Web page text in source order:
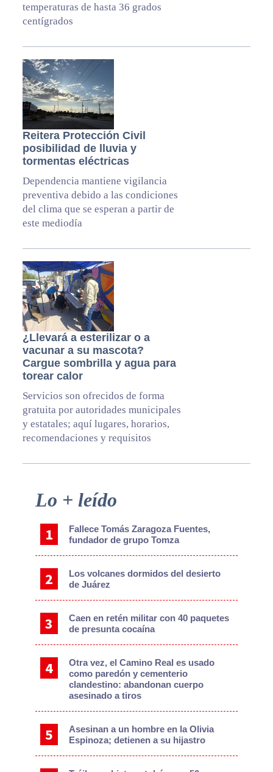
temperaturas de hasta 36 grados
centígrados
Reitera Protección Civil
posibilidad de lluvia y
tormentas eléctricas
Dependencia mantiene vigilancia
preventiva debido a las condiciones
del clima que se esperan a partir de
este mediodía
¿Llevará a esterilizar o a
vacunar a su mascota?
Cargue sombrilla y agua para
torear calor
Servicios son ofrecidos de forma
gratuita por autoridades municipales
y estatales; aquí lugares, horarios,
recomendaciones y requisitos
Primary
Lo + leído
Fallece Tomás Zaragoza Fuentes,
fundador de grupo Tomza
Los volcanes dormidos del desierto
de Juárez
Caen en retén militar con 40 paquetes
de presunta cocaína
Otra vez, el Camino Real es usado
como paredón y cementerio
clandestino: abandonan cuerpo
asesinado a tiros
Asesinan a un hombre en la Olivia
Espinoza; detienen a su hijastro